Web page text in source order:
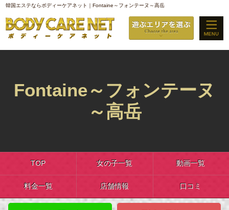
韓国エステならボディーケアネット｜Fontaine～フォンテーヌ～高岳
Fontaine～フォンテーヌ
～高岳
TOP 女の子一覧 動画一覧
料金一覧 店舗情報 口コミ